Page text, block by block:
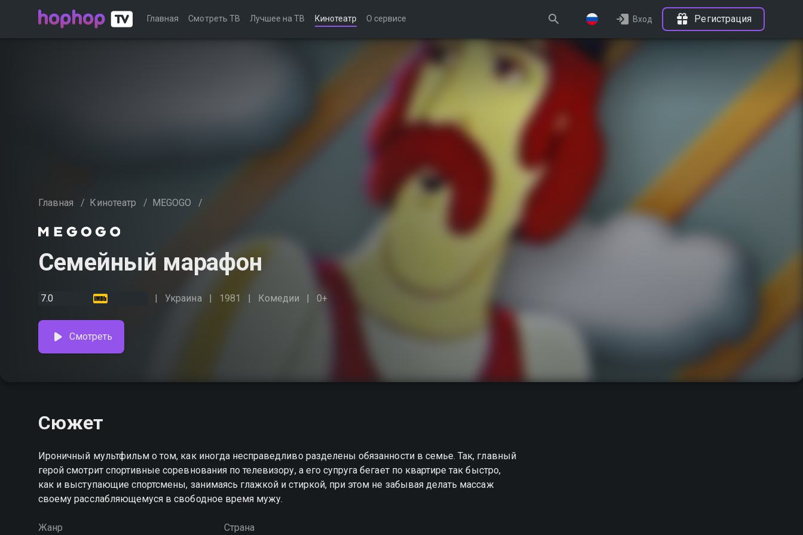
Главная Смотреть ТВ Лучшее на ТВ Кинотеатр О сервисе Вход Регистрация
Главная / Кинотеатр / MEGOGO /
Семейный марафон
7.0 Украина 1981 Комедии 0+
Смотреть
Сюжет
Ироничный мультфильм о том, как иногда несправедливо разделены обязанности в семье. Так, главный
герой смотрит спортивные соревнования по телевизору, а его супруга бегает по квартире так быстро,
как и выступающие спортсмены, занимаясь глажкой и стиркой, при этом не забывая делать массаж
своему расслабляющемуся в свободное время мужу.
Жанр Страна